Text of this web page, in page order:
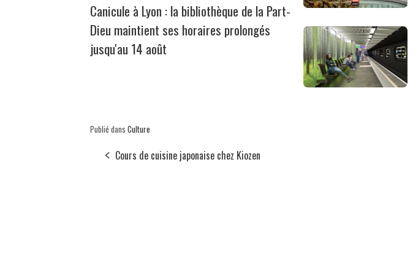
Canicule à Lyon : la bibliothèque de la Part-
Dieu maintient ses horaires prolongés
jusqu'au 14 août
Publié dans Culture
Cours de cuisine japonaise chez Kiozen